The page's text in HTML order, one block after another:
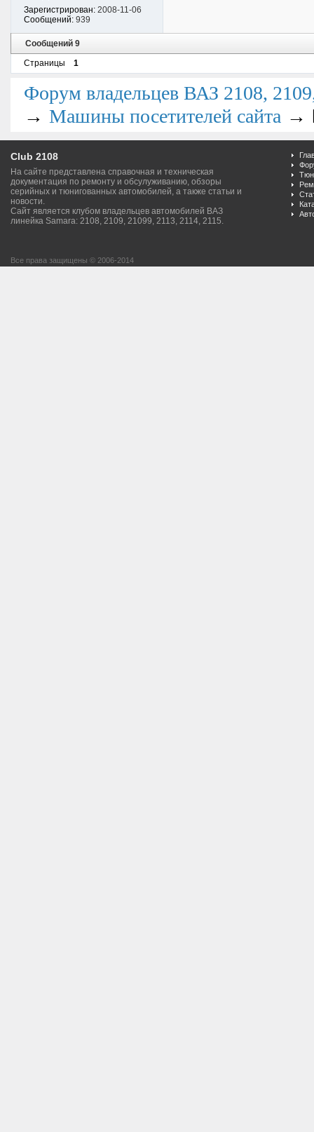
Зарегистрирован: 2008-11-06
Сообщений: 939
Сообщений 9
Страницы
1
Форум владельцев ВАЗ 2108,
→ Машины посетителей сайта →
Club 2108
На сайте представлена справочная и техническая
документация по ремонту и обсулуживанию, обзоры
серийных и тюнигованных автомобилей, а также статьи и
новости.
Сайт является клубом владельцев автомобилей ВАЗ
линейка Samara: 2108, 2109, 21099, 2113, 2114, 2115.
Все права защищены © 2006-2014